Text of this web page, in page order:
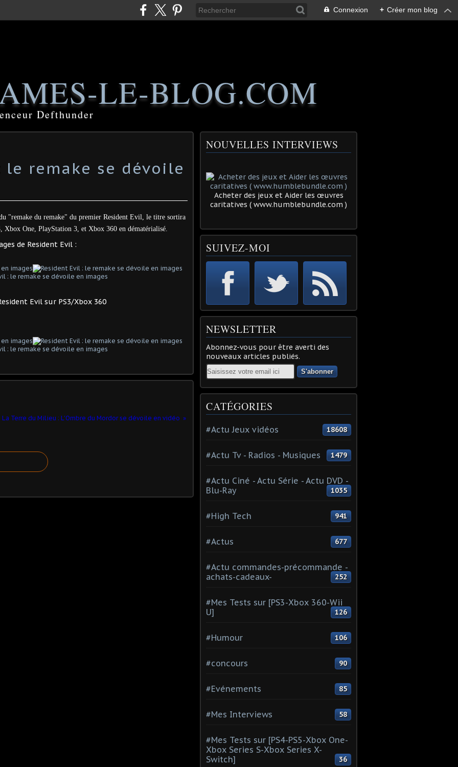
Connexion + Créer mon blog
LE-BLOG.COM
Defthunder
le remake se dévoile
"remake du remake" du premier Resident Evil, le titre sortira
Xbox One, PlayStation 3, et Xbox 360 en dématérialisé.
de Resident Evil :
Evil sur PS3/Xbox 360
La Terre du Milieu : L'Ombre du Mordor se dévoile en vidéo
NOUVELLES INTERVIEWS
Acheter des jeux et Aider les œuvres
caritatives ( www.humblebundle.com )
SUIVEZ-MOI
NEWSLETTER
Abonnez-vous pour être averti des
nouveaux articles publiés.
Email
CATÉGORIES
#Actu Jeux vidéos 18608
#Actu Tv - Radios - Musiques 1479
#Actu Ciné - Actu Série - Actu DVD -
Blu-Ray
1035
#High Tech 941
#Actus 677
#Actu commandes-précommande -
achats-cadeaux-
252
#Mes Tests sur [PS3-Xbox 360-Wii
U]
126
#Humour 106
#concours 90
#Evénements 85
#Mes Interviews 58
#Mes Tests sur [PS4-PS5-Xbox One-
Xbox Series S-Xbox Series X-
Switch]
36